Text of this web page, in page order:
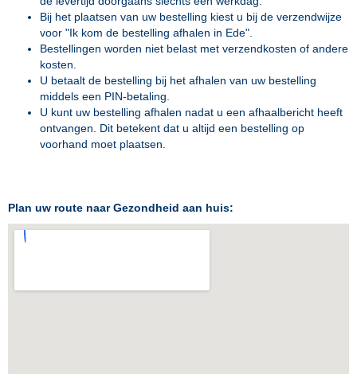
Bij het plaatsen van uw bestelling kiest u bij de verzendwijze
voor "Ik kom de bestelling afhalen in Ede".
Bestellingen worden niet belast met verzendkosten of andere
kosten.
U betaalt de bestelling bij het afhalen van uw bestelling
middels een PIN-betaling.
U kunt uw bestelling afhalen nadat u een afhaalbericht heeft
ontvangen. Dit betekent dat u altijd een bestelling op
voorhand moet plaatsen.
Plan uw route naar Gezondheid aan huis: